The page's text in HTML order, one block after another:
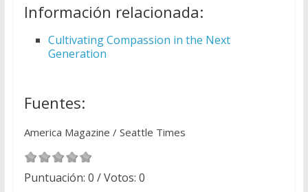
Información relacionada:
Cultivating Compassion in the Next
Generation
Fuentes:
America Magazine / Seattle Times
Puntuación: 0 / Votos: 0